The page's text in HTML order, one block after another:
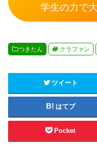
学生の力で
つきたん クラファン
ツイート
はてブ
Pocket